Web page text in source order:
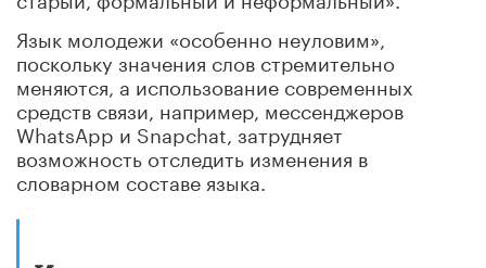
Язык молодежи «особенно неуловим»,
поскольку значения слов стремительно
меняются, а использование современных
средств связи, например, мессенджеров
WhatsApp и Snapchat, затрудняет
возможность отследить изменения в
словарном составе языка.